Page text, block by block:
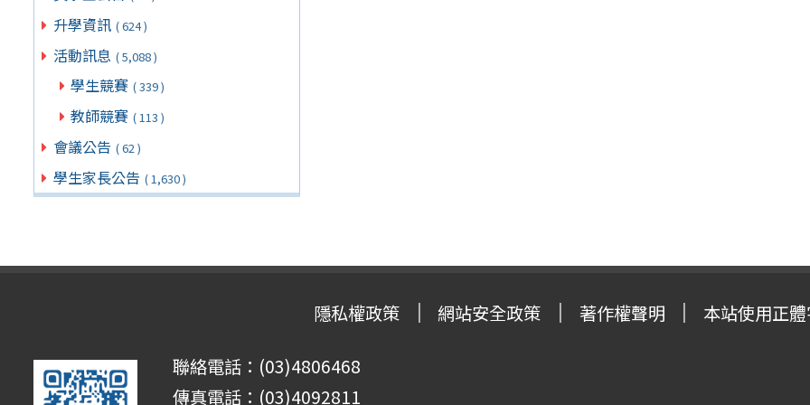
升學資訊 ( 624 )
活動訊息 ( 5,088 )
學生競賽 ( 339 )
教師競賽 ( 113 )
會議公告 ( 62 )
學生家長公告 ( 1,630 )
隱私權政策 網站安全政策 著作權聲明 本站使用正
聯絡電話：(03)4806468
傳真電話：(03)4092811